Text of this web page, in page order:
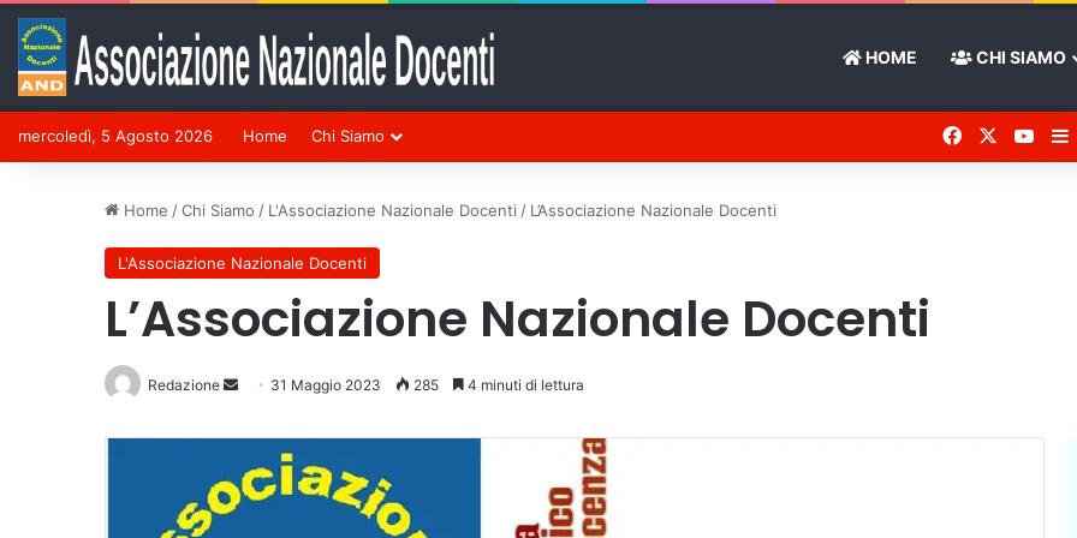
HOME CHI SIAMO
mercoledì, 5 Agosto 2026 Home Chi Siamo Facebook You
Home /Chi Siamo / L'Associazione Nazionale Docenti / L’Associazione Nazionale Docenti
L'Associazione Nazionale Docenti
L’Associazione Nazionale Docenti
Redazione
Invia 31 Maggio 2023 285 4 minuti di lettura